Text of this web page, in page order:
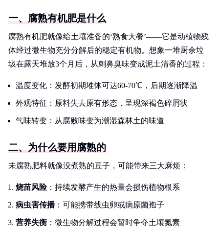
一、腐熟有机肥是什么
腐熟有机肥就像给土壤准备的‘熟食大餐’——它是动植物残
体经过微生物充分分解后的稳定有机物。想象一堆厨余垃
圾在露天堆放3个月后，从刺鼻臭味变成泥土清香的过程：
温度变化：发酵初期堆体可达60-70℃，后期逐渐降温
外观特征：原料失去原有形态，呈现深褐色碎屑状
气味转变：从腐败味变为潮湿森林土的味道
二、为什么要用腐熟的
未腐熟肥料就像没煮熟的豆子，可能带来三大麻烦：
烧苗风险：持续发酵产生的热量会损伤植物根系
病虫害传播：可能携带线虫卵或病原菌孢子
营养失衡 ：微生物分解过程会暂时争夺土壤氮素